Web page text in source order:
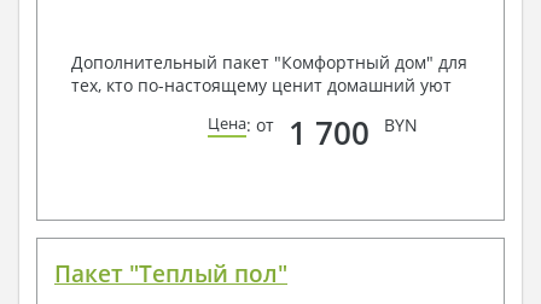
Дополнительный пакет "Комфортный дом" для
тех, кто по-настоящему ценит домашний уют
Цена: от 1 700 BYN
Пакет "Теплый пол"